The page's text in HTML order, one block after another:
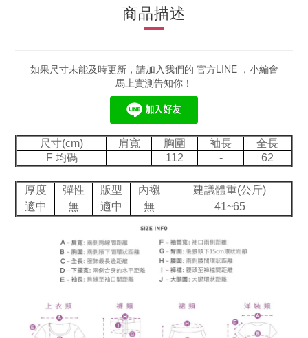
商品描述
如果尺寸未能及時更新，請加入我們的 官方LINE ，小編會
馬上實測告知你！
尺寸(cm) 肩寬 胸圍 袖長
全長
F 均碼
112 - 62
厚度 彈性 版型 內襯
建議體重(公斤)
適中
無 適中 無 41~65